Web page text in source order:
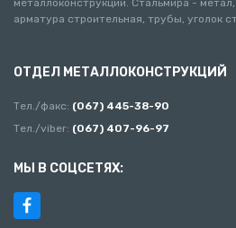
металлоконструкций. Стальмира -
арматура строительная, трубы, уголок
ОТДЕЛ МЕТАЛЛОКОНСТРУКЦИЙ
Тел./факс: (067) 445-38-90
Тел./viber: (067) 407-96-97
МЫ В СОЦСЕТЯХ: